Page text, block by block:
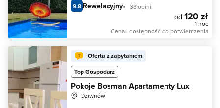
9.8 Rewelacyjny 38 opinii
od 120 zł
1 noc
Cena i dostępność do potwierdzenia
Oferta z zapytaniem
Top Gospodarz
Pokoje Bosman Apartamenty Lux
Dziwnów